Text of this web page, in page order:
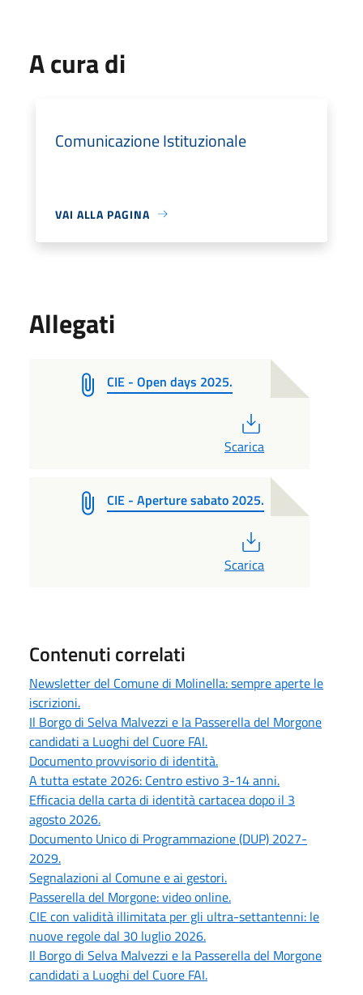
A cura di
Comunicazione Istituzionale
VAI ALLA PAGINA
Allegati
CIE - Open days 2025.
Scarica
CIE - Aperture sabato 2025.
Scarica
Contenuti correlati
Newsletter del Comune di Molinella: sempre aperte le
iscrizioni.
Il Borgo di Selva Malvezzi e la Passerella del Morgone
candidati a Luoghi del Cuore FAI.
Documento provvisorio di identità.
A tutta estate 2026: Centro estivo 3-14 anni.
Efficacia della carta di identità cartacea dopo il 3
agosto 2026.
Documento Unico di Programmazione (DUP) 2027-
2029.
Segnalazioni al Comune e ai gestori.
Passerella del Morgone: video online.
CIE con validità illimitata per gli ultra-settantenni: le
nuove regole dal 30 luglio 2026.
Il Borgo di Selva Malvezzi e la Passerella del Morgone
candidati a Luoghi del Cuore FAI.